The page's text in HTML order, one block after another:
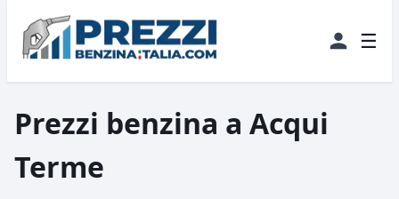
☰
Prezzi benzina a Acqui
Terme